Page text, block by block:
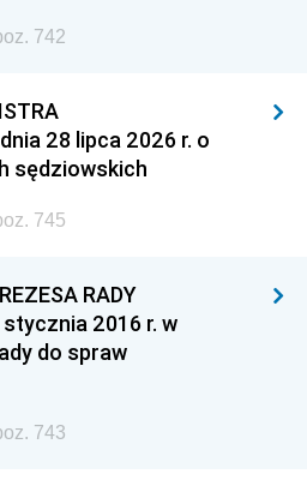
742
28 lipca 2026 r. o
sędziowskich
745
RADY
stycznia 2016 r. w
do spraw
743